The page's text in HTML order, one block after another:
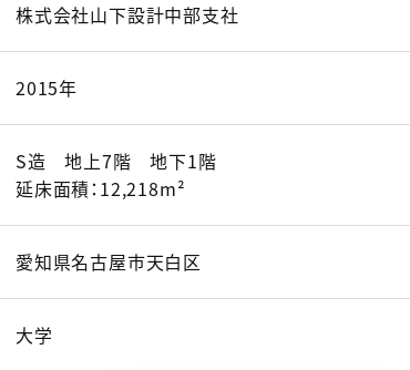
株式会社山下設計中部支社
2015年
S造 地上7階 地下1階
延床面積：12,218m²
愛知県名古屋市天白区
大学